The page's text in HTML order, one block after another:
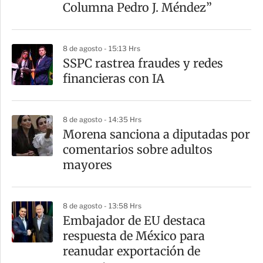
Columna Pedro J. Méndez”
8 de agosto - 15:13 Hrs
SSPC rastrea fraudes y redes
financieras con IA
8 de agosto - 14:35 Hrs
Morena sanciona a diputadas por
comentarios sobre adultos
mayores
8 de agosto - 13:58 Hrs
Embajador de EU destaca
respuesta de México para
reanudar exportación de